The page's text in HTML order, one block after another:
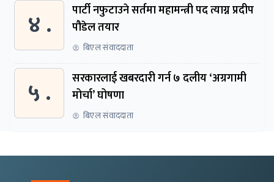
४ .
पार्टी नफुटाउने सर्तमा महामन्त्री पद त्याग्न प्रदीप
पौडेल तयार
बिएल संवाददाता
५ .
सरकारलाई खबरदारी गर्न ७ दलीय ‘अग्रगामी
मोर्चा’ घोषणा
बिएल संवाददाता